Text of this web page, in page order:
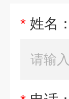
* 姓名：